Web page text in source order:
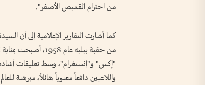
من احترام القميص الأصفر".
كما أشارت التقارير الإعلامية إلى أن
من حقبة بيليه عام
"إكس" و"إنستغرام"، وسط تعليقات
واللاعبين دافعاً معنوياً هائلاً، مبرهنة